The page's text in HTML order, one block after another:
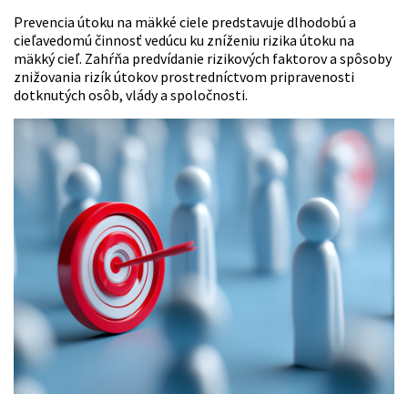
Prevencia útoku na mäkké ciele predstavuje dlhodobú a
cieľavedomú činnosť vedúcu ku zníženiu rizika útoku na
mäkký cieľ. Zahŕňa predvídanie rizikových faktorov a spôsoby
znižovania rizík útokov prostredníctvom pripravenosti
dotknutých osôb, vlády a spoločnosti.